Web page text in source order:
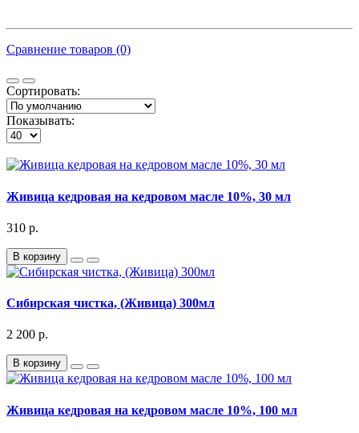
Сравнение товаров (0)
Сортировать:
Показывать:
Живица кедровая на кедровом масле 10%, 30 мл
310 р.
В корзину
Сибирская чистка, (Живица) 300мл
2 200 р.
В корзину
Живица кедровая на кедровом масле 10%, 100 мл